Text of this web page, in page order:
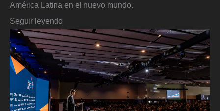
América Latina en el nuevo mundo.
Seguir leyendo